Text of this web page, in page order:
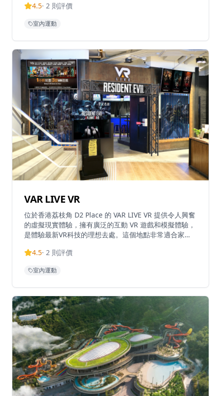
弓課程、兒童證書班、親子班及私人課程。學員完成初級
中心擁有專業的射箭場地，配備先進的安全設施和專業設
團隊採用系統化的教學方法，從基礎姿勢到高級技巧，循
序漸進地指導學員。無論是想要學習射箭的新手，還是希
望提升技術的進階學員，都能在這裡找到適合的課程。射
箭不僅是一項運動，更能培養專注力、耐心和自律，是適
合各個年齡層的優質活動。
4.5· 2 則評價
室內運動
VAR LIVE VR
位於香港荔枝角 D2 Place 的 VAR LIVE VR 提供令人興奮
的虛擬現實體驗，擁有廣泛的互動 VR 遊戲和模擬體驗，
是體驗最新VR科技的理想去處。這個地點非常適合家
殭屍、探索奇幻世界還是體驗極限運動，VAR LIVE VR 都
供了進入虛擬世界的獨特冒險，讓玩家完全沉浸在虛擬環
的安全。由於其受歡迎程度，建議提前預訂，以確保能夠
體驗這個令人難忘的虛擬現實冒險。
4.5· 2 則評價
室內運動